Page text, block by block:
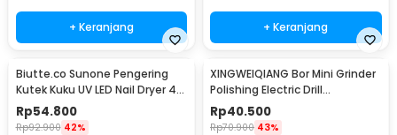
+ Keranjang + Keranjang
Biutte.co Sunone Pengering
Kutek Kuku UV LED Nail Dryer 48
W - CN48W
Rp54.800
Rp92.900 42%
XINGWEIQIANG Bor Mini Grinder
Polishing Electric Drill
Adjustable 130W - KJ005
Rp40.500
Rp70.900 43%